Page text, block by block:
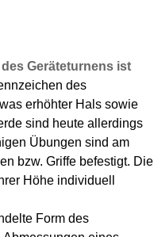
Geräteturnens ist
des
erhöhter Hals sowie
sind heute allerdings
Übungen sind am
bzw. Griffe befestigt. Die
Höhe individuell
Form des